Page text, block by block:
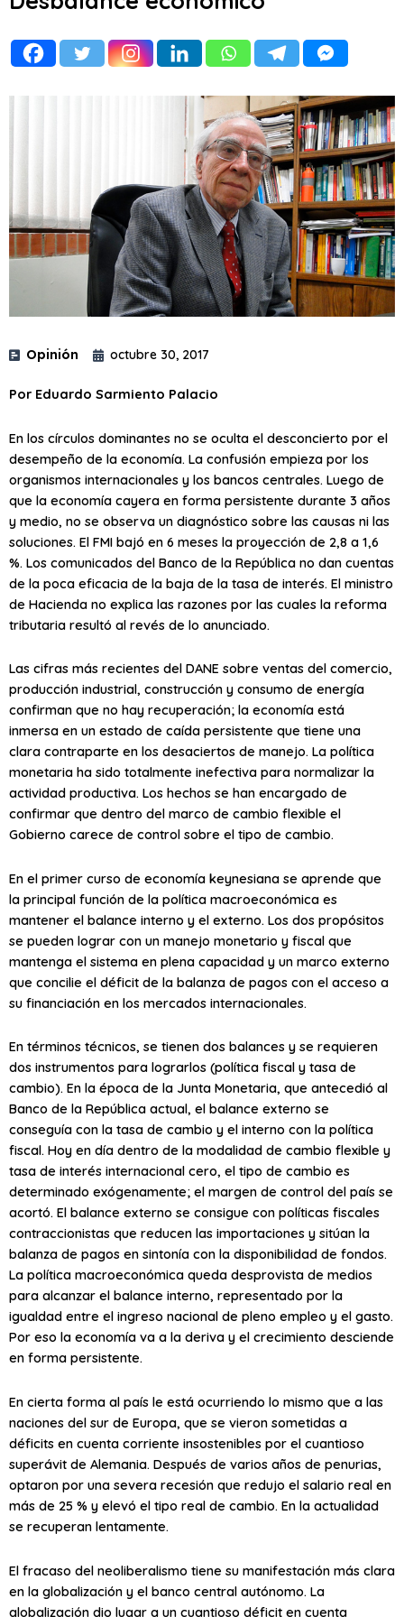
Opinión octubre 30, 2017
Por Eduardo Sarmiento Palacio
En los círculos dominantes no se oculta el desconcierto por el
desempeño de la economía. La confusión empieza por los
organismos internacionales y los bancos centrales. Luego de
que la economía cayera en forma persistente durante 3 años
y medio, no se observa un diagnóstico sobre las causas ni las
soluciones. El FMI bajó en 6 meses la proyección de 2,8 a 1,6
%. Los comunicados del Banco de la República no dan cuentas
de la poca eficacia de la baja de la tasa de interés. El ministro
de Hacienda no explica las razones por las cuales la reforma
tributaria resultó al revés de lo anunciado.
Las cifras más recientes del DANE sobre ventas del comercio,
producción industrial, construcción y consumo de energía
confirman que no hay recuperación; la economía está
inmersa en un estado de caída persistente que tiene una
clara contraparte en los desaciertos de manejo. La política
monetaria ha sido totalmente inefectiva para normalizar la
actividad productiva. Los hechos se han encargado de
confirmar que dentro del marco de cambio flexible el
Gobierno carece de control sobre el tipo de cambio.
En el primer curso de economía keynesiana se aprende que
la principal función de la política macroeconómica es
mantener el balance interno y el externo. Los dos propósitos
se pueden lograr con un manejo monetario y fiscal que
mantenga el sistema en plena capacidad y un marco externo
que concilie el déficit de la balanza de pagos con el acceso a
su financiación en los mercados internacionales.
En términos técnicos, se tienen dos balances y se requieren
dos instrumentos para lograrlos (política fiscal y tasa de
cambio). En la época de la Junta Monetaria, que antecedió al
Banco de la República actual, el balance externo se
conseguía con la tasa de cambio y el interno con la política
fiscal. Hoy en día dentro de la modalidad de cambio flexible y
tasa de interés internacional cero, el tipo de cambio es
determinado exógenamente; el margen de control del país se
acortó. El balance externo se consigue con políticas fiscales
contraccionistas que reducen las importaciones y sitúan la
balanza de pagos en sintonía con la disponibilidad de fondos.
La política macroeconómica queda desprovista de medios
para alcanzar el balance interno, representado por la
igualdad entre el ingreso nacional de pleno empleo y el gasto.
Por eso la economía va a la deriva y el crecimiento desciende
en forma persistente.
En cierta forma al país le está ocurriendo lo mismo que a las
naciones del sur de Europa, que se vieron sometidas a
déficits en cuenta corriente insostenibles por el cuantioso
superávit de Alemania. Después de varios años de penurias,
optaron por una severa recesión que redujo el salario real en
más de 25 % y elevó el tipo real de cambio. En la actualidad
se recuperan lentamente.
El fracaso del neoliberalismo tiene su manifestación más clara
en la globalización y el banco central autónomo. La
globalización dio lugar a un cuantioso déficit en cuenta